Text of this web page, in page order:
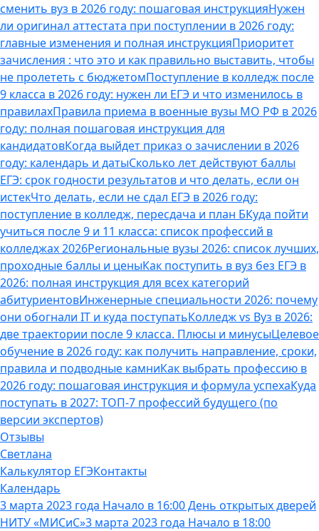
сменить вуз в 2026 году: пошаговая инструкцияНужен
ли оригинал аттестата при поступлении в 2026 году:
главные изменения и полная инструкцияПриоритет
зачисления : что это и как правильно выставить, чтобы
не пролететь с бюджетомПоступление в колледж после
9 класса в 2026 году: нужен ли ЕГЭ и что изменилось в
правилахПравила приема в военные вузы МО РФ в 2026
году: полная пошаговая инструкция для
кандидатовКогда выйдет приказ о зачислении в 2026
году: календарь и датыСколько лет действуют баллы
ЕГЭ: срок годности результатов и что делать, если он
истекЧто делать, если не сдал ЕГЭ в 2026 году:
поступление в колледж, пересдача и план БКуда пойти
учиться после 9 и 11 класса: список профессий в
колледжах 2026Региональные вузы 2026: список лучших,
проходные баллы и ценыКак поступить в вуз без ЕГЭ в
2026: полная инструкция для всех категорий
абитуриентовИнженерные специальности 2026: почему
они обогнали IT и куда поступатьКолледж vs Вуз в 2026:
две траектории после 9 класса. Плюсы и минусыЦелевое
обучение в 2026 году: как получить направление, сроки,
правила и подводные камниКак выбрать профессию в
2026 году: пошаговая инструкция и формула успехаКуда
поступать в 2027: ТОП-7 профессий будущего (по
версии экспертов)
Отзывы
Светлана
Калькулятор ЕГЭКонтакты
Календарь
3 марта 2023 года Начало в 16:00 День открытых дверей
НИТУ «МИСиС»3 марта 2023 года Начало в 18:00